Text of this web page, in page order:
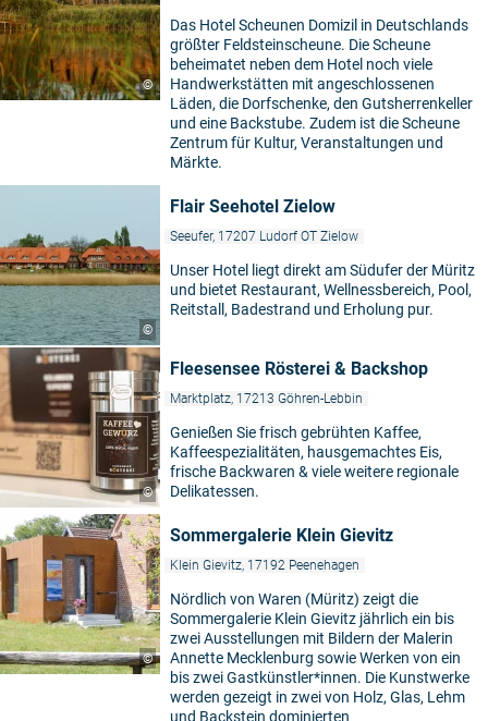
©
Das Hotel Scheunen Domizil in Deutschlands
größter Feldsteinscheune. Die Scheune
beheimatet neben dem Hotel noch viele
Handwerkstätten mit angeschlossenen
Läden, die Dorfschenke, den Gutsherrenkeller
und eine Backstube. Zudem ist die Scheune
Zentrum für Kultur, Veranstaltungen und
Märkte.
©
Flair Seehotel Zielow
Seeufer, 17207 Ludorf OT Zielow
Unser Hotel liegt direkt am Südufer der Müritz
und bietet Restaurant, Wellnessbereich, Pool,
Reitstall, Badestrand und Erholung pur.
©
Fleesensee Rösterei & Backshop
Marktplatz, 17213 Göhren-Lebbin
Genießen Sie frisch gebrühten Kaffee,
Kaffeespezialitäten, hausgemachtes Eis,
frische Backwaren & viele weitere regionale
Delikatessen.
©
Sommergalerie Klein Gievitz
Klein Gievitz, 17192 Peenehagen
Nördlich von Waren (Müritz) zeigt die
Sommergalerie Klein Gievitz jährlich ein bis
zwei Ausstellungen mit Bildern der Malerin
Annette Mecklenburg sowie Werken von ein
bis zwei Gastkünstler*innen. Die Kunstwerke
werden gezeigt in zwei von Holz, Glas, Lehm
und Backstein dominierten